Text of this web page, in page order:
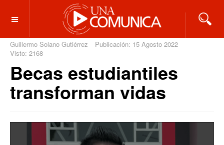
OFF CANVAS
Guillermo Solano Gutiérrez
Publicación: 15 Agosto 2022
Visto: 2168
Becas estudiantiles
transforman vidas